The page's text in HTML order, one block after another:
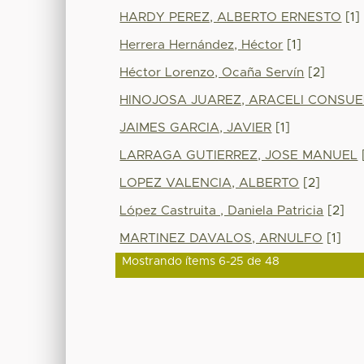
HARDY PEREZ, ALBERTO ERNESTO [1]
Herrera Hernández, Héctor [1]
Héctor Lorenzo, Ocaña Servín [2]
HINOJOSA JUAREZ, ARACELI
JAIMES GARCIA, JAVIER [1]
LARRAGA GUTIERREZ, JOSE MANUEL
LOPEZ VALENCIA, ALBERTO [2]
López Castruita , Daniela Patricia [2]
MARTINEZ DAVALOS, ARNULFO [1]
Mostrando ítems 6-25 de 48